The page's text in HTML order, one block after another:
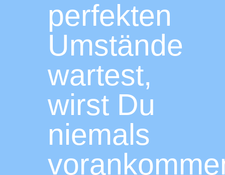
perfekten
Umstände
wartest,
wirst Du
niemals